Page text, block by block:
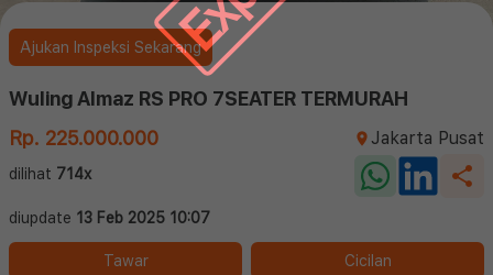
Ajukan Inspeksi Sekarang
Wuling Almaz RS PRO 7SEATER TERMURAH
Rp. 225.000.000
Jakarta Pusat
dilihat 714x
diupdate 13 Feb 2025 10:07
Tawar Cicilan